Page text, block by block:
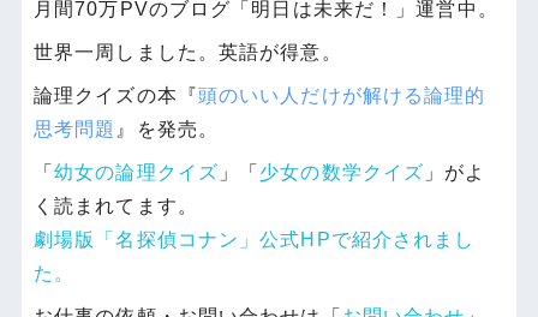
月間70万PVのブログ「明日は未来だ！」運営中。
世界一周しました。英語が得意。
論理クイズの本『頭のいい人だけが解ける論理的
思考問題 』を発売。
「幼女の論理クイズ 」「 少女の数学クイズ 」がよ
く読まれてます。
劇場版「名探偵コナン」公式HPで紹介されまし
た。